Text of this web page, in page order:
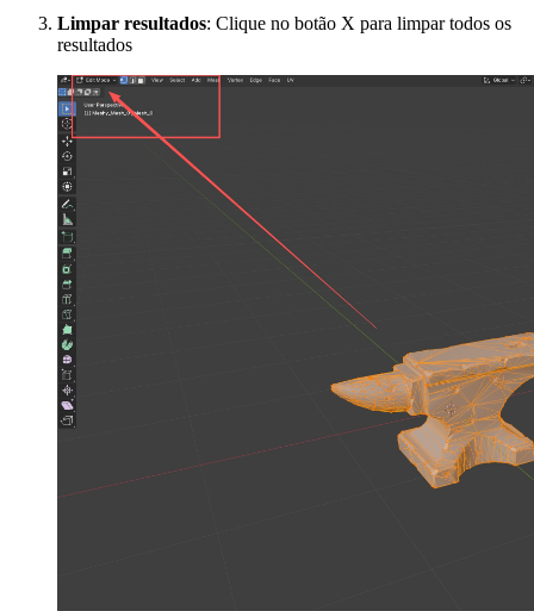
Limpar resultados: Clique no botão X para limpar todos os
resultados